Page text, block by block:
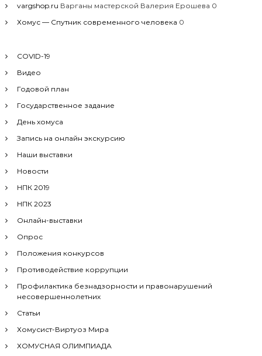
vargshop.ru Варганы мастерской Валерия Ерошева 0
Хомус — Спутник современного человека 0
COVID-19
Видео
Годовой план
Государственное задание
День хомуса
Запись на онлайн экскурсию
Наши выставки
Новости
НПК 2019
НПК 2023
Онлайн-выставки
Опрос
Положения конкурсов
Противодействие коррупции
Профилактика безнадзорности и правонарушений
несовершеннолетних
Статьи
Хомусист-Виртуоз Мира
ХОМУСНАЯ ОЛИМПИАДА